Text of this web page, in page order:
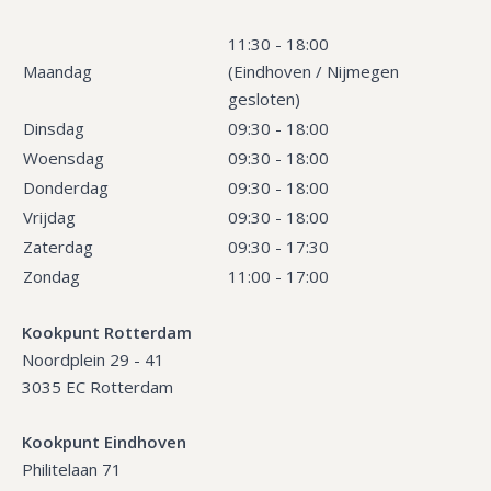
Maandag
11:30 - 18:00
(Eindhoven / Nijmegen
gesloten)
Dinsdag
09:30 - 18:00
Woensdag
09:30 - 18:00
Donderdag
09:30 - 18:00
Vrijdag
09:30 - 18:00
Zaterdag
09:30 - 17:30
Zondag
11:00 - 17:00
Kookpunt Rotterdam
Noordplein 29 - 41
3035 EC Rotterdam
Kookpunt Eindhoven
Philitelaan 71